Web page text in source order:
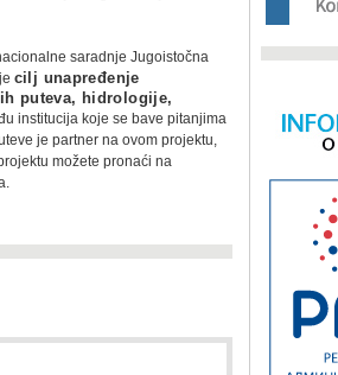
saradnje Jugoistočna
cilj unapređenje
puteva, hidrologije,
institucija koje se bave pitanjima
je partner na ovom projektu,
možete pronaći na